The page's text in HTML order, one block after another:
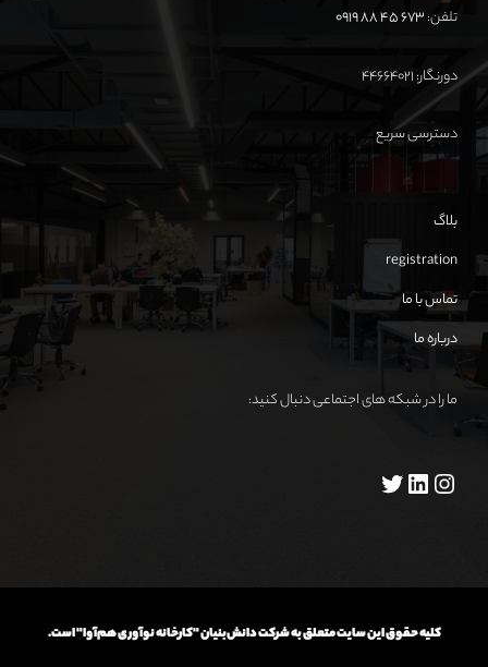
تلفن:673 45 88 0919
دورنگار: ۴۴۶۶۴۰۲۱
دسترسی سریع
بلاگ
registration
تماس با ما
درباره ما
ما را در شبکه های اجتماعی دنبال کنید:
کلیه حقوق این سایت متعلق به شرکت دانش‌بنیان "کارخانه نوآوری هم‌آوا" است.